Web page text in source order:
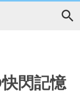
閃記憶